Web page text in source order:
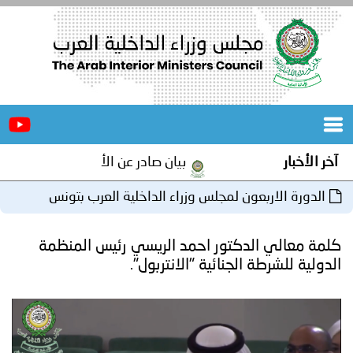
الرئيسية
المجلس
مؤتمرات
اجتماعات
و
برامج
بيان صادر عن الأمانة العامة لمجلس وزراء الداخلية
لمجلس وزراء الداخلية العرب بتونس
احمد الريسي رئيس المنظمة
"الانتربول".